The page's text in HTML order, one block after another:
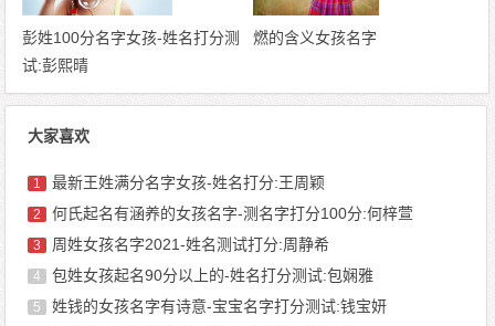
彭姓100分名字女孩-姓名打分测
试:彭熙晴
燃的含义女孩名字
大家喜欢
1 最新王姓满分名字女孩-姓名打分:王周颖
2 何氏起名有涵养的女孩名字-测名字打分100分:何梓萱
3 周姓女孩名字2021-姓名测试打分:周静希
4 包姓女孩起名90分以上的-姓名打分测试:包娴雅
5 姓钱的女孩名字有诗意-宝宝名字打分测试:钱宝妍